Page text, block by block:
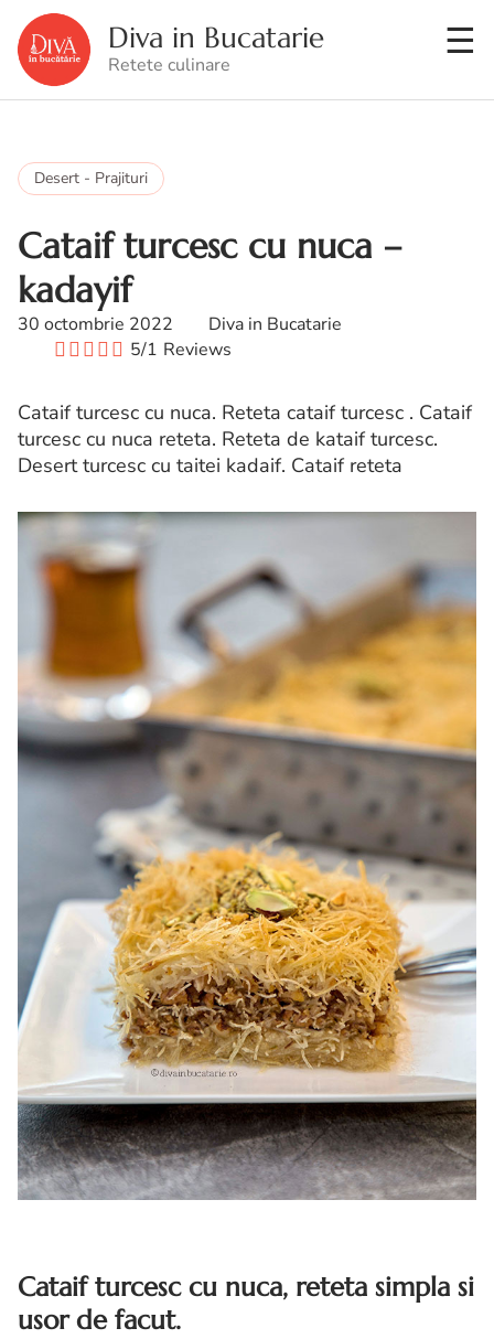
Diva in Bucatarie
Retete culinare
Desert - Prajituri
Cataif turcesc cu nuca –
kadayif
30 octombrie 2022
Diva in Bucatarie
5/1 Reviews
Cataif turcesc cu nuca. Reteta cataif turcesc . Cataif
turcesc cu nuca reteta. Reteta de kataif turcesc.
Desert turcesc cu taitei kadaif. Cataif reteta
Cataif turcesc cu nuca, reteta simpla si
usor de facut.